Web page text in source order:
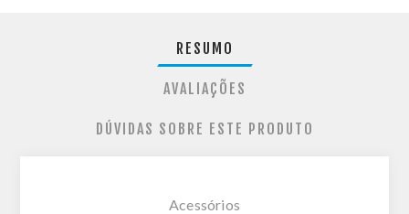
RESUMO
AVALIAÇÕES
DÚVIDAS SOBRE ESTE PRODUTO
Acessórios